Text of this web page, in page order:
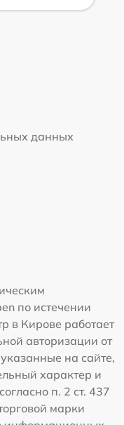
данных
по истечении
в Кирове работает
авторизации от
на сайте,
характер и
п. 2 ст. 437
марки